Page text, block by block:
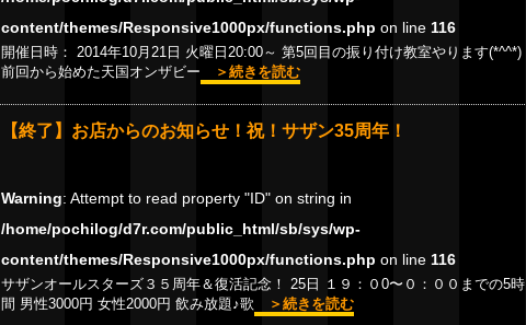
content/themes/Responsive1000px/functions.php on line 116
開催日時： 2014年10月21日 火曜日20:00～ 第5回目の振り付け教室やります(*^^*)
前回から始めた天国オンザビー ＞続きを読む
【終了】お店からのお知らせ！祝！サザン35周年！
Warning: Attempt to read property "ID" on string in
/home/pochilog/d7r.com/public_html/sb/sys/wp-
content/themes/Responsive1000px/functions.php on line 116
サザンオールスターズ３５周年＆復活記念！ 25日 １９：０0〜０：００までの5時
間 男性3000円 女性2000円 飲み放題♪歌 ＞続きを読む